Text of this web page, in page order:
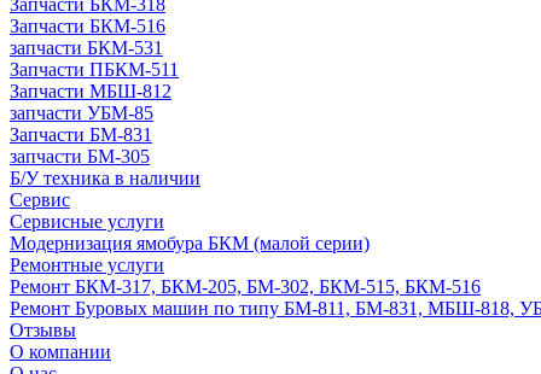
Запчасти БКМ-318
Запчасти БКМ-516
запчасти БКМ-531
Запчасти ПБКМ-511
Запчасти МБШ-812
запчасти УБМ-85
Запчасти БМ-831
запчасти БМ-305
Б/У техника в наличии
Сервис
Сервисные услуги
Модернизация ямобура БКМ (малой серии)
Ремонтные услуги
Ремонт БКМ-317, БКМ-205, БМ-302, БКМ-515, БКМ-516
Ремонт Буровых машин по типу БМ-811, БМ-831, МБШ-818,
Отзывы
О компании